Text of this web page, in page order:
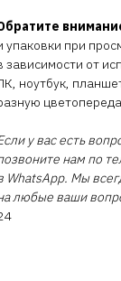
упаковки при
зависимости от
ноутбук,
у вас есть
нам по
WhatsApp. Мы
любые ваши